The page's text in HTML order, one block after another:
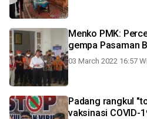
Menko PMK:
gempa Pasaman
03 March 2022 16:57
Padang rangkul
vaksinasi COVID-